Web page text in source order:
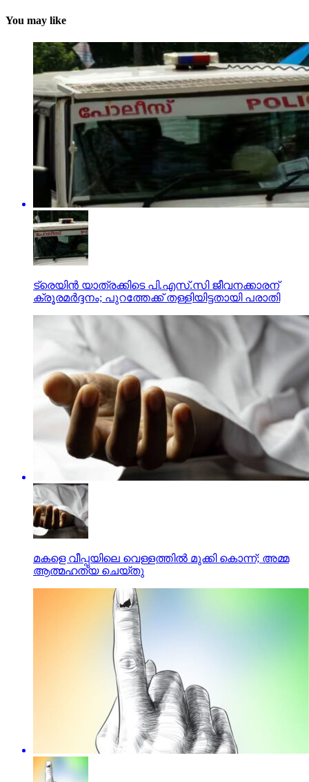
You may like
ട്രെയിന്‍ യാത്രക്കിടെ പി.എസ്.സി ജീവനക്കാരന്
ക്രൂരമര്‍ദ്ദനം; പുറത്തേക്ക് തള്ളിയിട്ടതായി പരാതി
മകളെ വീപ്പയിലെ വെള്ളത്തില്‍ മുക്കി കൊന്ന്; അമ്മ
ആത്മഹത്യ ചെയ്തു